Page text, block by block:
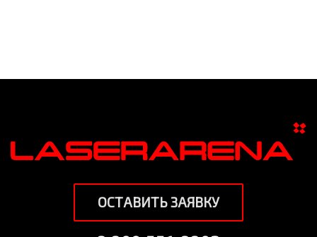
ОСТАВИТЬ ЗАЯВКУ